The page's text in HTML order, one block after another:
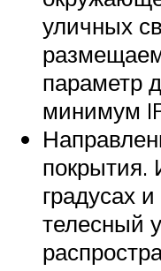
уличных
параметр
минимум
покрытия.
градусах
телесный